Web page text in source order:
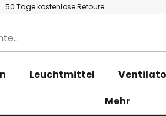
50 Tage kostenlose Retoure
Leuchtmittel
Mehr